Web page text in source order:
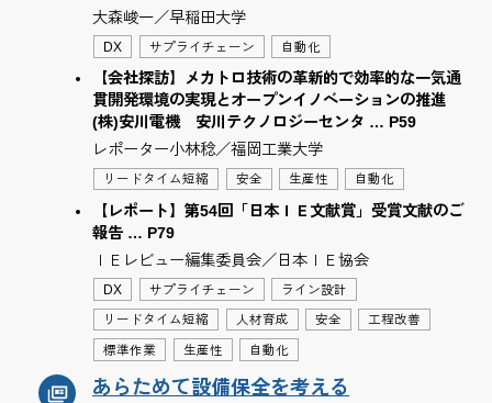
大森峻一／早稲田大学
DX サプライチェーン 自動化
【会社探訪】メカトロ技術の革新的で効率的な一気通
貫開発環境の実現とオープンイノベーションの推進
(株)安川電機 安川テクノロジーセンタ … P59
レポーター小林稔／福岡工業大学
リードタイム短縮 安全 生産性 自動化
【レポート】第54回「日本ＩＥ文献賞」受賞文献のご
報告 … P79
ＩＥレビュー編集委員会／日本ＩＥ協会
DX サプライチェーン ライン設計
リードタイム短縮 人材育成 安全 工程改善
標準作業 生産性 自動化
あらためて設備保全を考える